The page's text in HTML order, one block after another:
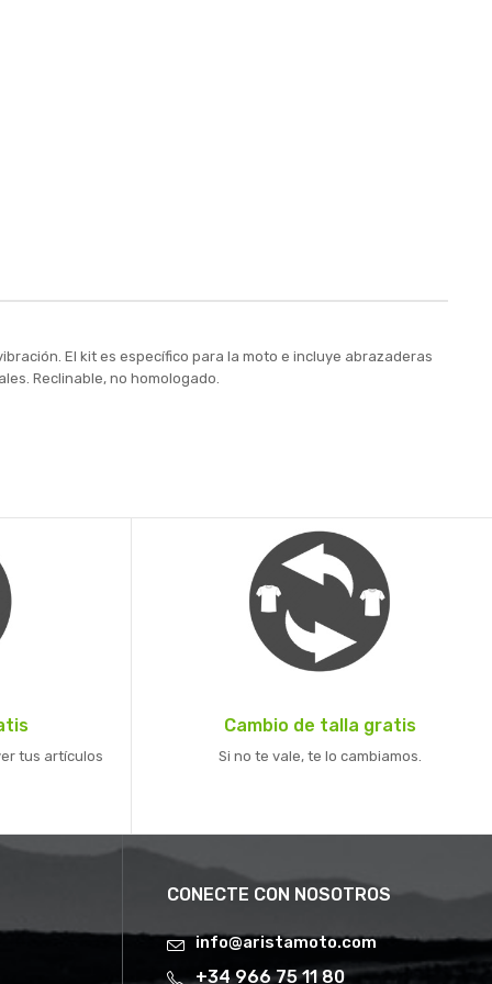
El kit es específico para la moto e incluye abrazaderas
Reclinable, no homologado.
tus artículos
Cambio de talla gratis
Si no te vale, te lo cambiamos.
CONECTE CON NOSOTROS
info@aristamoto.com
+34 966 75 11 80